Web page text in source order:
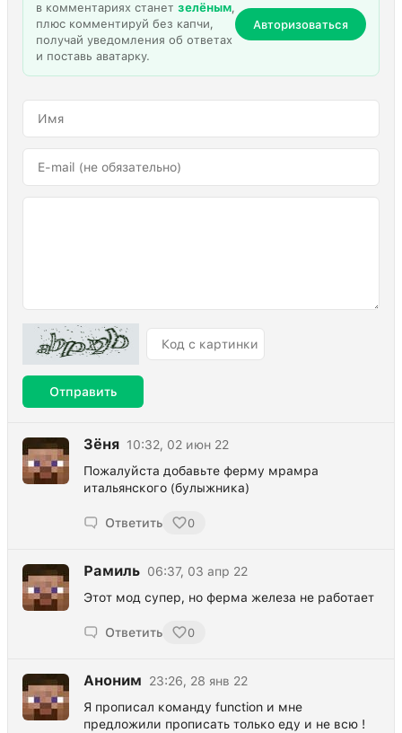
в комментариях станет зелёным,
плюс комментируй без капчи,
получай уведомления об ответах
и поставь аватарку.
Авторизоваться
Отправить
Зёня 10:32, 02 июн 22
Пожалуйста добавьте ферму мрамра
итальянского (булыжника)
Ответить 0
Рамиль 06:37, 03 апр 22
Этот мод супер, но ферма железа не работает
Ответить 0
Аноним
23:26, 28 янв 22
Я прописал команду function и мне
предложили прописать только еду и не всю !